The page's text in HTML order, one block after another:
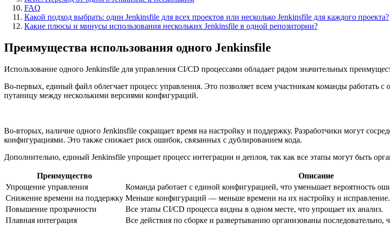
FAQ
Какой подход выбрать: один Jenkinsfile для всех проектов или несколько Jenkinsfile для каждого проекта?
Какие плюсы и минусы использования нескольких Jenkinsfile в одной репозитории?
Преимущества использования одного Jenkinsfile
Использование одного Jenkinsfile для управления CI/CD процессами обладает рядом значительных
Во-первых, единый файл облегчает процесс управления. Это позволяет всем участникам команды работать
путаницу между несколькими версиями конфигураций.
Во-вторых, наличие одного Jenkinsfile сокращает время на настройку и поддержку. Разработчики могут
конфигурациями. Это также снижает риск ошибок, связанных с дублированием кода.
Дополнительно, единый Jenkinsfile упрощает процесс интеграции и деплоя, так как все этапы могут быть
Преимущество
Описание
Упрощение управления
Команда работает с единой конфигурацией, что уменьшает вероятность
Снижение времени на поддержку Меньше конфигураций — меньше времени на их настройку и исправление.
Повышение прозрачности
Все этапы CI/CD процесса видны в одном месте, что упрощает их анализ.
Плавная интеграция
Все действия по сборке и развертыванию организованы последовательно,